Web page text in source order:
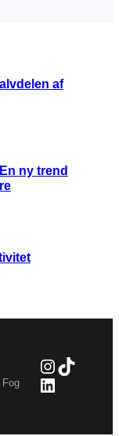
af
ny trend
TikTok
LinkedIn